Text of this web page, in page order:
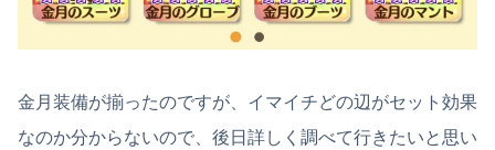
金月装備が揃ったのですが、イマイチどの辺がセット効果
なのか分からないので、後日詳しく調べて行きたいと思い